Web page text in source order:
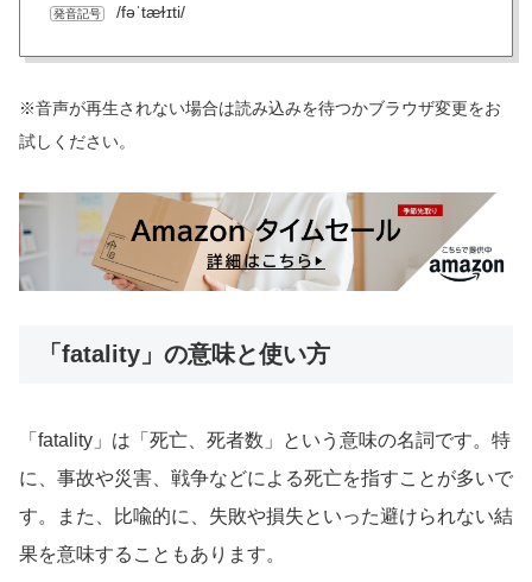
発音記号 /fəˈtæɫɪti/
※音声が再生されない場合は読み込みを待つかブラウザ変更をお
試しください。
「fatality」の意味と使い方
「fatality」は「死亡、死者数」という意味の名詞です。特
に、事故や災害、戦争などによる死亡を指すことが多いで
す。また、比喩的に、失敗や損失といった避けられない結
果を意味することもあります。